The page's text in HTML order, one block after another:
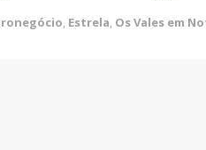
, Estrela, Os Vales em